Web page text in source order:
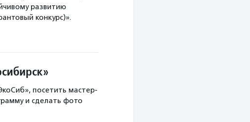
развитию
конкурс)».
посетить мастер-
и сделать фото